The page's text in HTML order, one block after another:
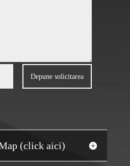
Depune solicitarea
(click aici)